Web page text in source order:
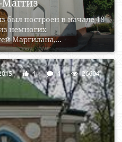
был построен в начале 18
немногих
Маргилана,...
1 1 26604